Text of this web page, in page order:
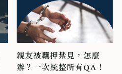
親友被羈押禁見，怎麼
辦？一次統整所有QA！